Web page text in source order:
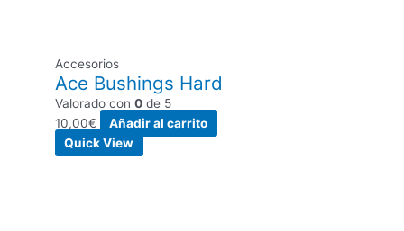
Accesorios
Ace Bushings Hard
Valorado con0 de 5
10,00€
Añadir al carrito
Quick View